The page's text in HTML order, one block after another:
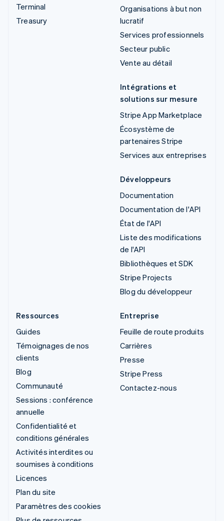
Terminal
Treasury
Organisations à but non
lucratif
Services professionnels
Secteur public
Vente au détail
Intégrations et
solutions sur mesure
Stripe App Marketplace
Écosystème de
partenaires Stripe
Services aux entreprises
Développeurs
Documentation
Documentation de l'API
État de l'API
Liste des modifications
de l'API
Bibliothèques et SDK
Stripe Projects
Blog du développeur
Ressources
Guides
Témoignages de nos
clients
Blog
Communauté
Sessions : conférence
annuelle
Confidentialité et
conditions générales
Activités interdites ou
soumises à conditions
Licences
Plan du site
Paramètres des cookies
Entreprise
Feuille de route produits
Carrières
Presse
Stripe Press
Contactez-nous